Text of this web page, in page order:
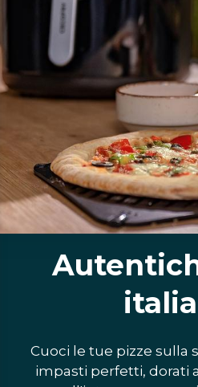
Cuoci le tue pizze sulla
impasti perfetti, dorati